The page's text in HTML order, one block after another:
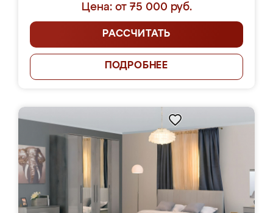
Цена: от 75 000 руб.
РАССЧИТАТЬ
ПОДРОБНЕЕ